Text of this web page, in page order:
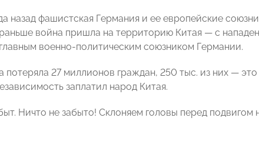
назад фашистская Германия и ее европейские
война пришла на территорию Китая — с
военно-политическим союзником Германии.
потеряла 27 миллионов граждан, 250 тыс. из них —
заплатил народ Китая.
Ничто не забыто! Склоняем головы перед